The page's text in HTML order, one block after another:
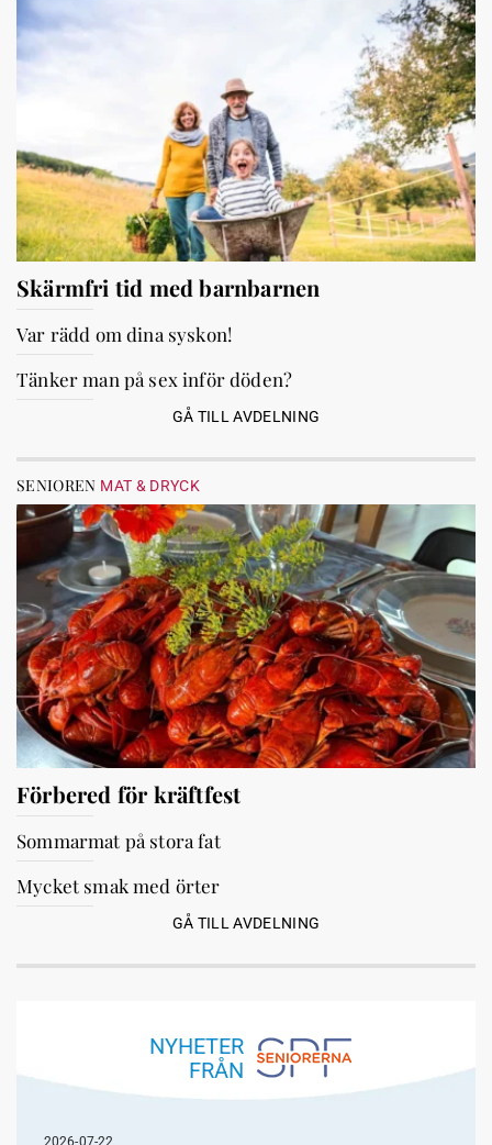
Skärmfri tid med barnbarnen
Var rädd om dina syskon!
Tänker man på sex inför döden?
GÅ TILL AVDELNING
SENIOREN MAT & DRYCK
Förbered för kräftfest
Sommarmat på stora fat
Mycket smak med örter
GÅ TILL AVDELNING
NYHETER
FRÅN
2026-07-22